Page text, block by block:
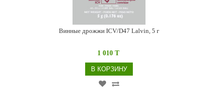
Винные дрожжи ICV/D47 Lalvin, 5 г
1 010 T
В КОРЗИНУ